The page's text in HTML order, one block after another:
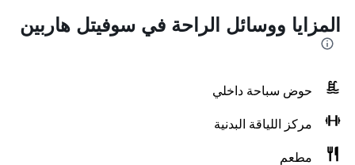
المزايا ووسائل الراحة في سوفيتل هاربين
حوض سباحة داخلي
مركز اللياقة البدنية
مطعم